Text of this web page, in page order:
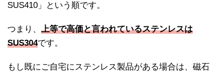
SUS410」という順です。
つまり、 上等で高価と言われているステンレスは
SUS304です。
もし既にご自宅にステンレス製品がある場合は、磁石